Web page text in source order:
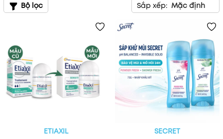
Bộ lọc Sắp xếp: Mặc định
ETIAXIL
SECRET